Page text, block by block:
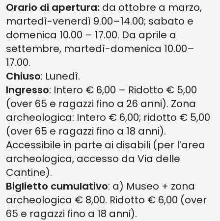
Orario di apertura: da ottobre a marzo,
martedì-venerdì 9.00–14.00; sabato e
domenica 10.00 – 17.00. Da aprile a
settembre, martedì-domenica 10.00–
17.00.
Chiuso: Lunedì.
Ingresso: Intero € 6,00 – Ridotto € 5,00
(over 65 e ragazzi fino a 26 anni). Zona
archeologica: Intero € 6,00; ridotto € 5,00
(over 65 e ragazzi fino a 18 anni).
Accessibile in parte ai disabili (per l’area
archeologica, accesso da Via delle
Cantine).
Biglietto cumulativo: a) Museo + zona
archeologica € 8,00. Ridotto € 6,00 (over
65 e ragazzi fino a 18 anni).